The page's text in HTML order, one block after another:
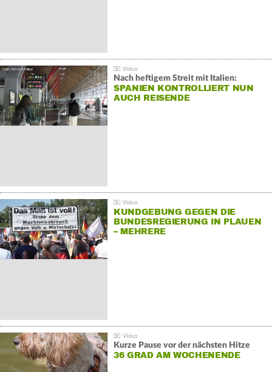
Nach heftigem Streit mit Italien:
SPANIEN KONTROLLIERT NUN
AUCH REISENDE
KUNDGEBUNG GEGEN DIE
BUNDESREGIERUNG IN PLAUEN
– MEHRERE
Kurze Pause vor der nächsten Hitze
36 GRAD AM WOCHENENDE